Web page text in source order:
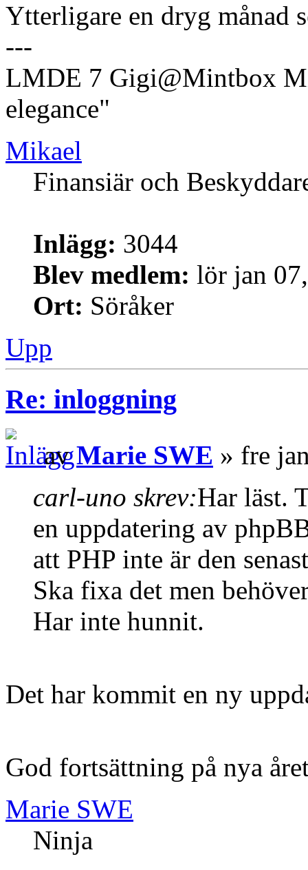
Ytterligare en dryg månad
---
LMDE 7 Gigi@Mintbox
elegance"
Mikael
Finansiär och
Inlägg: 3044
Blev medlem: lör jan
Ort: Söråker
Upp
Re: inloggning
avMarie SWE » fre
carl-uno skrev:Har läst.
en uppdatering av
att PHP inte är den
Ska fixa det men
Har inte hunnit.
Det har kommit en ny
God fortsättning på nya
Marie SWE
Ninja